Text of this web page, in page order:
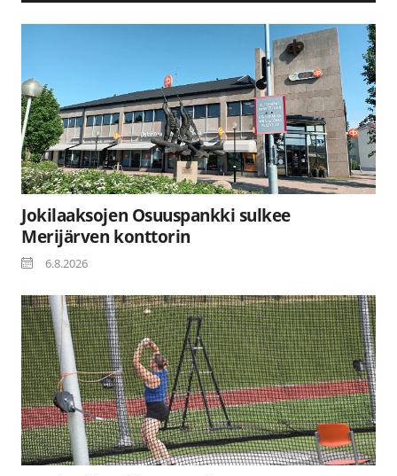
Jokilaaksojen Osuuspankki sulkee
Merijärven konttorin
6.8.2026